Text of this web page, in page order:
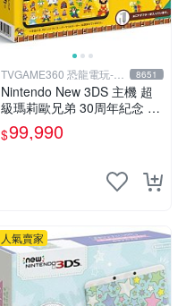
TVGAME360 恐龍電玩-台
中店
8651
Nintendo New 3DS 主機 超
級瑪莉歐兄弟 30周年紀念 日
規機 (附原廠充電器+保護貼)
【台中恐龍電玩】
$99,990
人氣賣家